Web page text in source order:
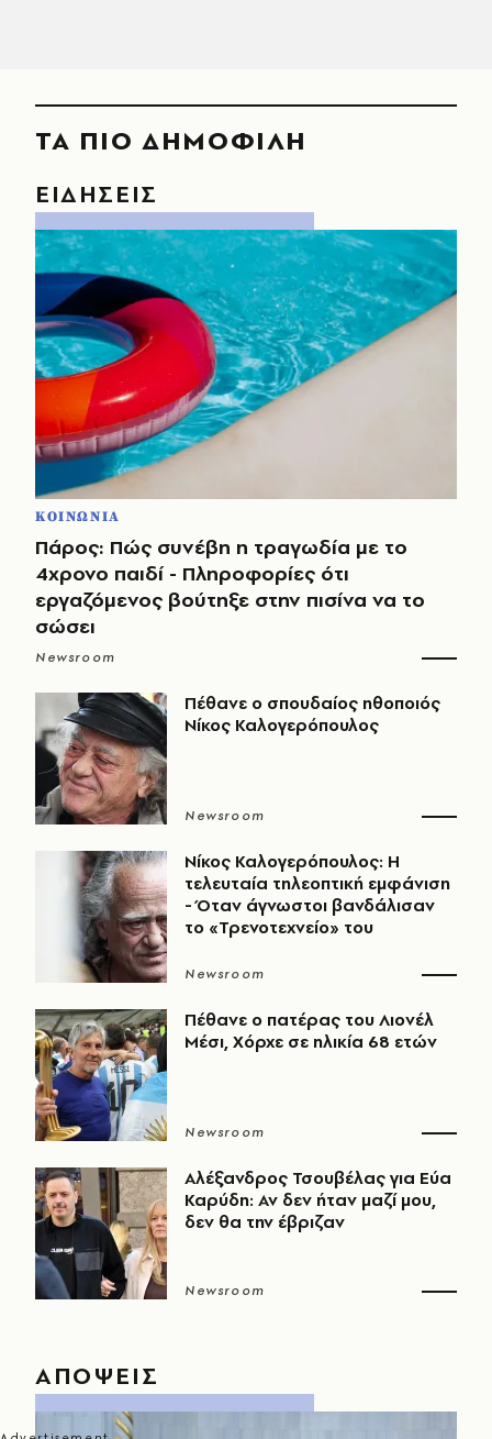
ΤΑ ΠΙΟ ΔΗΜΟΦΙΛΗ
ΕΙΔΗΣΕΙΣ
ΚΟΙΝΩΝΙΑ
Πάρος: Πώς συνέβη η τραγωδία με το
4χρονο παιδί - Πληροφορίες ότι
εργαζόμενος βούτηξε στην πισίνα να το
σώσει
Newsroom
Πέθανε ο σπουδαίος ηθοποιός
Νίκος Καλογερόπουλος
Newsroom
Νίκος Καλογερόπουλος: Η
τελευταία τηλεοπτική εμφάνιση
- Όταν άγνωστοι βανδάλισαν
το «Τρενοτεχνείο» του
Newsroom
Πέθανε ο πατέρας του Λιονέλ
Μέσι, Χόρχε σε ηλικία 68 ετών
Newsroom
Αλέξανδρος Τσουβέλας για Εύα
Καρύδη: Αν δεν ήταν μαζί μου,
δεν θα την έβριζαν
Newsroom
ΑΠΟΨΕΙΣ